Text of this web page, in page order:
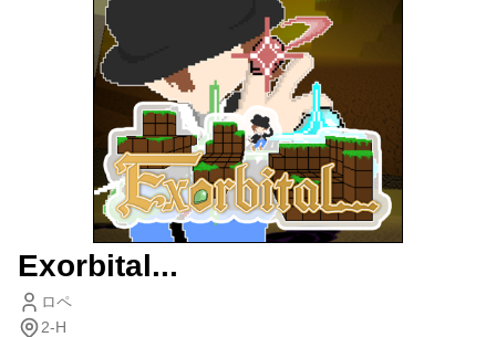
Exorbital...
ロペ
2-H